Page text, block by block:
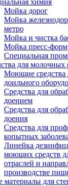
химия
Мойка дорог
Мойка
метро
Мойка и чистка
Мойка пресс-форм
Специальная
для молочных
Моющие средства
доильного
Средства для
доением
Средства для
доения
Средства для
копытных
Линейка
моющих средств
отраслей и
производстве
материалы для